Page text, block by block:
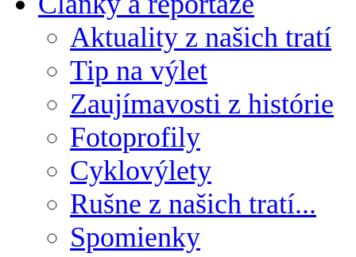
Aktuality z našich tratí
Tip na výlet
Zaujímavosti z histórie
Fotoprofily
Cyklovýlety
Rušne z našich tratí...
Spomienky